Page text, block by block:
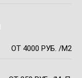
ОТ 4000 РУБ. /М2